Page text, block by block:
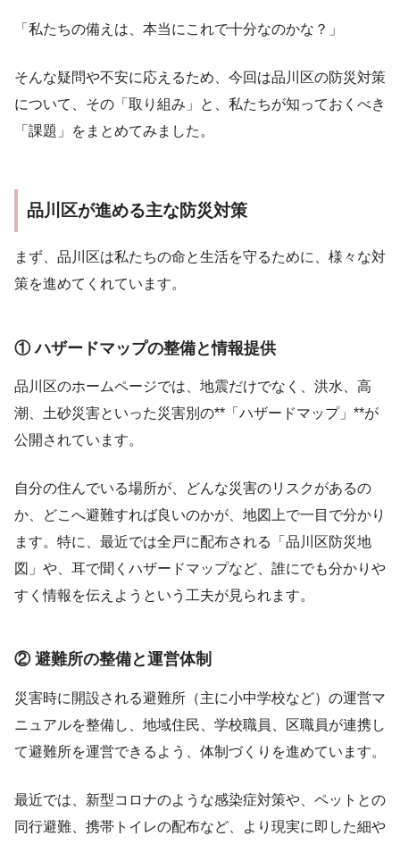
「私たちの備えは、本当にこれで十分なのかな？」
そんな疑問や不安に応えるため、今回は品川区の防災対策
について、その「取り組み」と、私たちが知っておくべき
「課題」をまとめてみました。
品川区が進める主な防災対策
まず、品川区は私たちの命と生活を守るために、様々な対
策を進めてくれています。
① ハザードマップの整備と情報提供
品川区のホームページでは、地震だけでなく、洪水、高
潮、土砂災害といった災害別の**「ハザードマップ」**が
公開されています。
自分の住んでいる場所が、どんな災害のリスクがあるの
か、どこへ避難すれば良いのかが、地図上で一目で分かり
ます。特に、最近では全戸に配布される「品川区防災地
図」や、耳で聞くハザードマップなど、誰にでも分かりや
すく情報を伝えようという工夫が見られます。
② 避難所の整備と運営体制
災害時に開設される避難所（主に小中学校など）の運営マ
ニュアルを整備し、地域住民、学校職員、区職員が連携し
て避難所を運営できるよう、体制づくりを進めています。
最近では、新型コロナのような感染症対策や、ペットとの
同行避難、携帯トイレの配布など、より現実に即した細や